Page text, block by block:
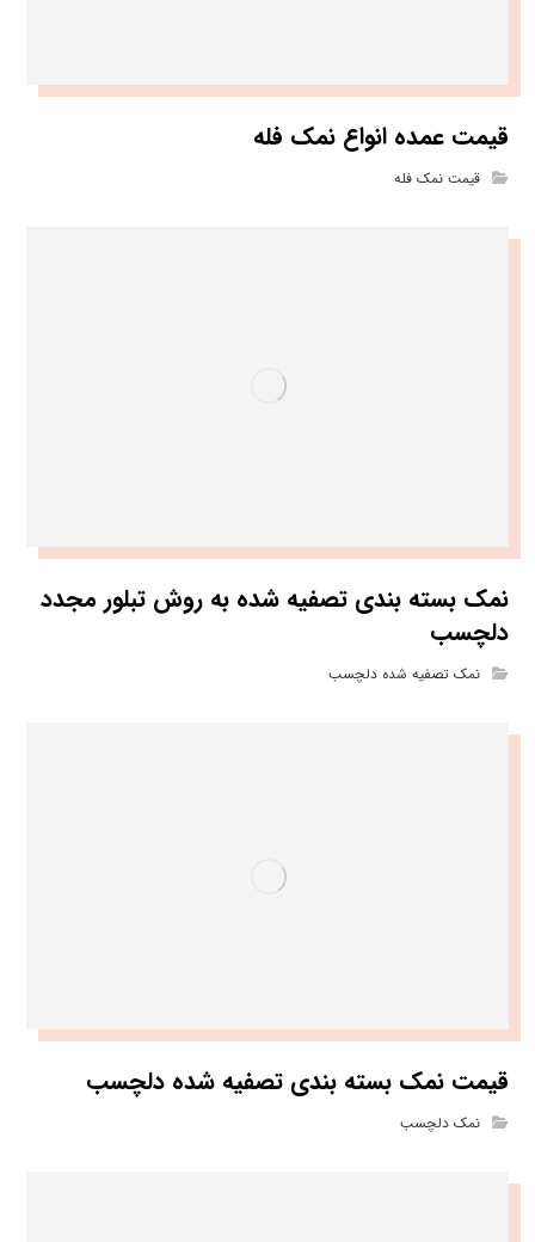
قیمت عمده انواع نمک فله
قیمت نمک فله
نمک بسته بندی تصفیه شده به روش تبلور مجدد
دلچسب
نمک تصفیه شده دلچسب
قیمت نمک بسته بندی تصفیه شده دلچسب
نمک دلچسب